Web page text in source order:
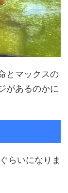
とマックスの
があるのかに
らいになりま